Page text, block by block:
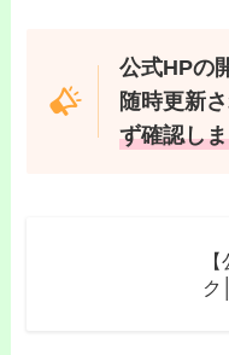
公式HPの
随時更新
ず確認し
ク